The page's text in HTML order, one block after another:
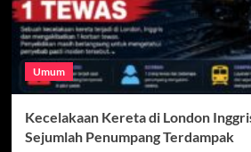
Umum
Kecelakaan Kereta di London
Sejumlah Penumpang Terdampak